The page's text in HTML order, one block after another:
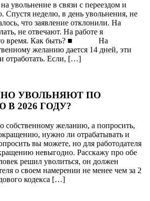
увольнение в связи с переездом и
Спустя неделю, в день увольнения, не
что заявление отклонили. На
не отвечают. На работе я
это время. Как быть? ■ На
желанию дается 14 дней, эти
отработать. Если, […]
УВОЛЬНЯЮТ ПО
2026 ГОДУ?
собственному желанию, а попросить,
нужно ли отрабатывать и
вы можете, но для работодателя
невыгодно. Расскажу про обе
решил уволиться, он должен
о своем намерении не менее чем за 2
кодекса […]